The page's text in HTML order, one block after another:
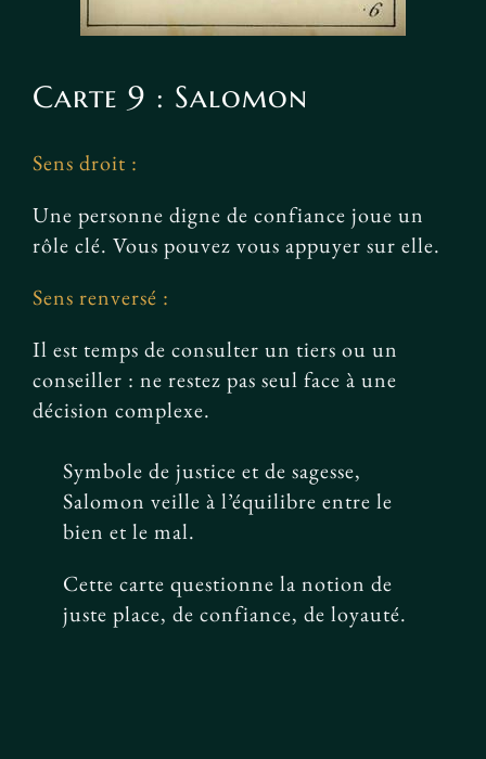
Carte 9 : Salomon
Sens droit :
Une personne digne de confiance joue un
rôle clé. Vous pouvez vous appuyer sur elle.
Sens renversé :
Il est temps de consulter un tiers ou un
conseiller : ne restez pas seul face à une
décision complexe.
Symbole de justice et de sagesse,
Salomon veille à l’équilibre entre le
bien et le mal.
Cette carte questionne la notion de
juste place, de confiance, de loyauté.